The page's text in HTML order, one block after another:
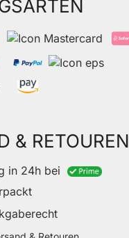
& RETOUREN
in 24h bei